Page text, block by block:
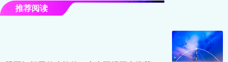
推荐阅读